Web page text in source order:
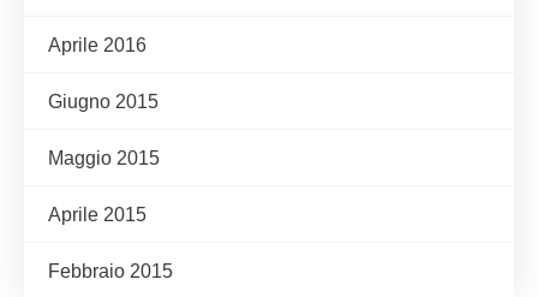
Aprile 2016
Giugno 2015
Maggio 2015
Aprile 2015
Febbraio 2015